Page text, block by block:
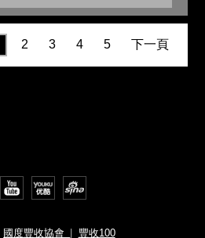
2 3 4 5 下一頁
國度豐收協會 豐收100